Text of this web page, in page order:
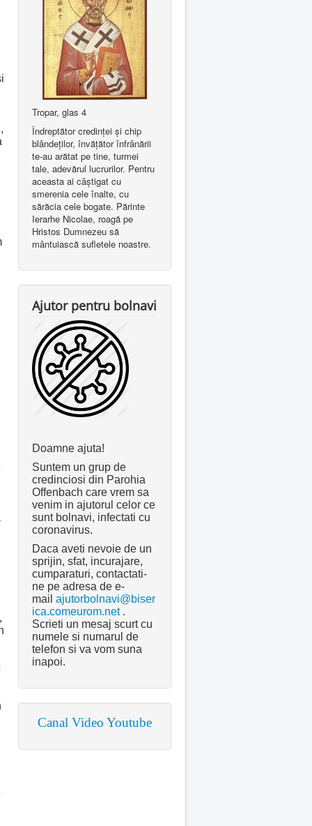
Tropar, glas 4
Îndreptător credinţei şi chip
blândeţilor, învăţător înfrânării
te-au arătat pe tine, turmei
tale, adevărul lucrurilor. Pentru
aceasta ai câştigat cu
smerenia cele înalte, cu
sărăcia cele bogate. Părinte
Ierarhe Nicolae, roagă pe
Hristos Dumnezeu să
mântuiască sufletele noastre.
Ajutor pentru bolnavi
Doamne ajuta!
Suntem un grup de
credinciosi din Parohia
Offenbach care vrem sa
venim in ajutorul celor ce
sunt bolnavi, infectati cu
coronavirus.
Daca aveti nevoie de un
sprijin, sfat, incurajare,
cumparaturi, contactati-
ne pe adresa de e-
mail ajutorbolnavi@biser
ica.comeurom.net.
Scrieti un mesaj scurt cu
numele si numarul de
telefon si va vom suna
inapoi.
Canal Video Youtube